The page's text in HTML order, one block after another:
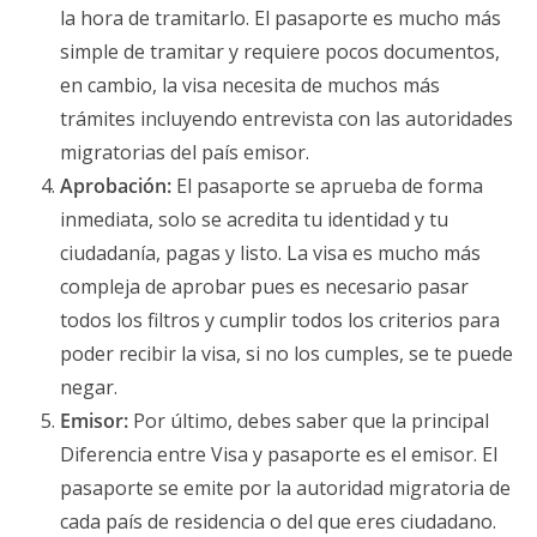
la hora de tramitarlo. El pasaporte es mucho más
simple de tramitar y requiere pocos documentos,
en cambio, la visa necesita de muchos más
trámites incluyendo entrevista con las autoridades
migratorias del país emisor.
Aprobación: El pasaporte se aprueba de forma
inmediata, solo se acredita tu identidad y tu
ciudadanía, pagas y listo. La visa es mucho más
compleja de aprobar pues es necesario pasar
todos los filtros y cumplir todos los criterios para
poder recibir la visa, si no los cumples, se te puede
negar.
Emisor: Por último, debes saber que la principal
Diferencia entre Visa y pasaporte es el emisor. El
pasaporte se emite por la autoridad migratoria de
cada país de residencia o del que eres ciudadano.